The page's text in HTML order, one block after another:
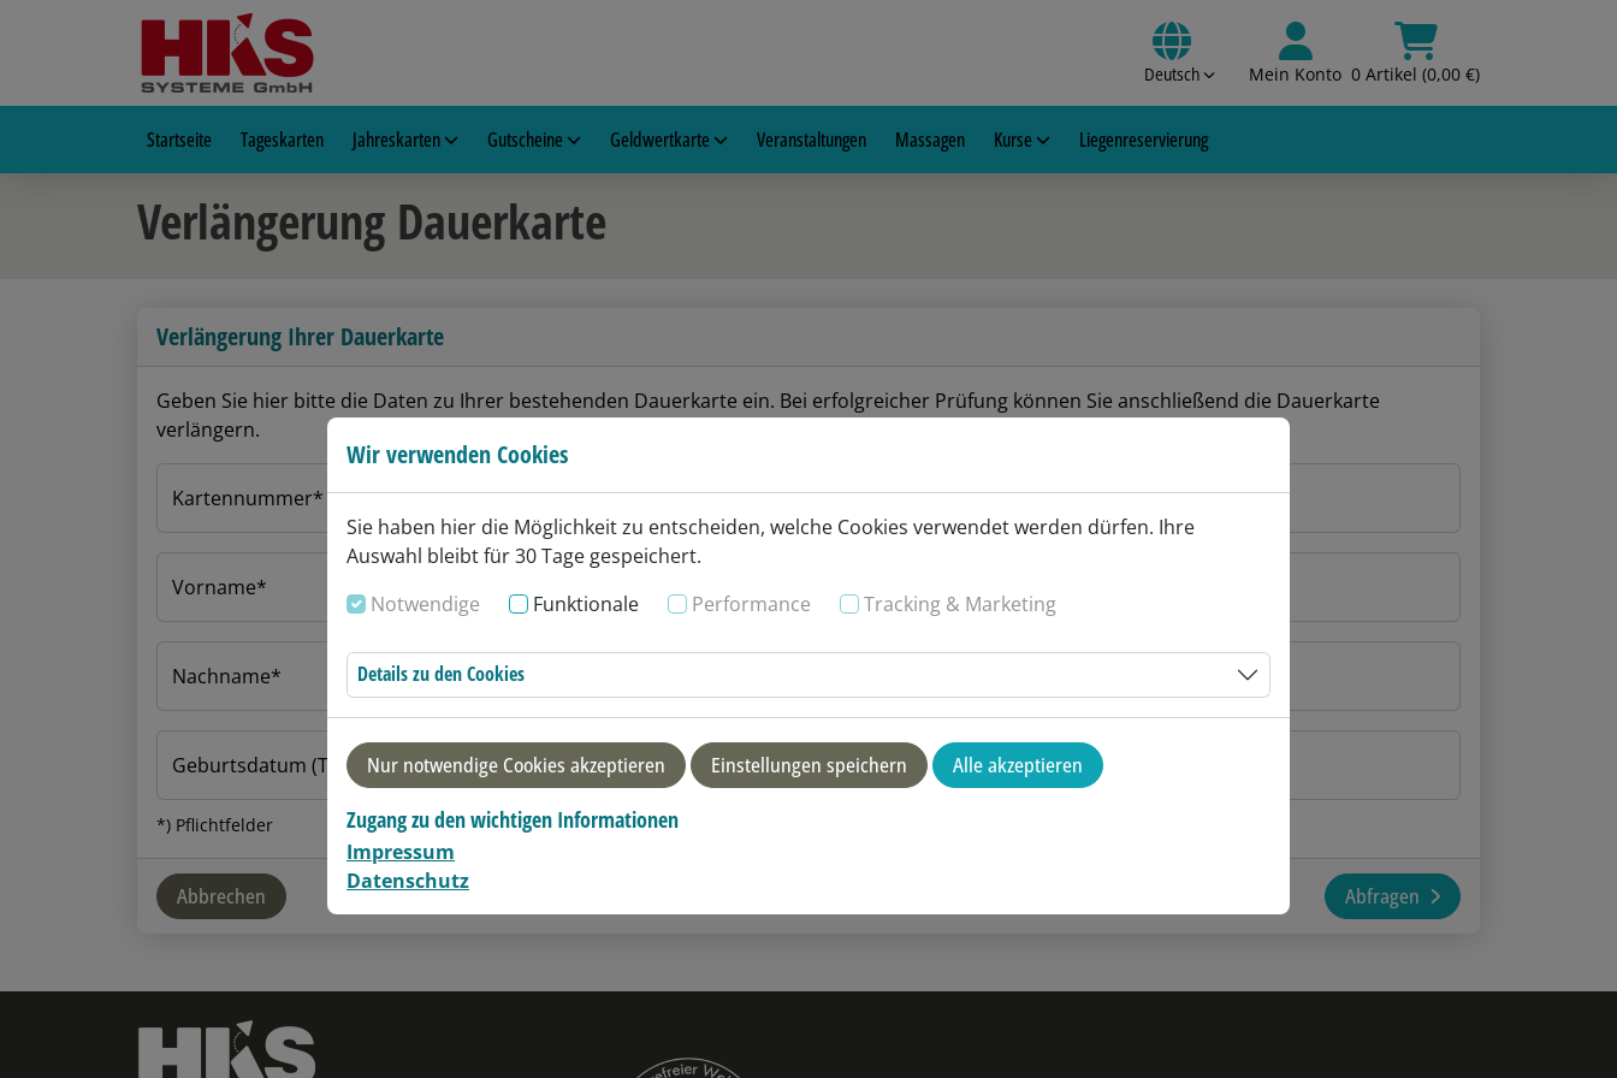
Deutsch Mein Konto 0 Artikel (0,00 €)
Startseite Tageskarten Jahreskarten Gutscheine Geldwertkarte Veranstaltungen Massagen Kurse Liegenreservierung
Verlängerung Dauerkarte
Verlängerung Ihrer Dauerkarte
Geben Sie hier bitte die Daten zu Ihrer bestehenden Dauerkarte ein. Bei erfolgreicher Prüfung können Sie anschließend die Dauerkarte
verlängern.
Kartennummer
Vorname
Nachname
Geburtsdatum (TT.MM.JJJJ)
*) Pflichtfelder
Abbrechen Abfragen
Wir verwenden Cookies
Sie haben hier die Möglichkeit zu entscheiden, welche Cookies verwendet werden dürfen. Ihre
Auswahl bleibt für 30 Tage gespeichert.
Notwendige
Funktionale Performance Tracking & Marketing
Details zu den Cookies
Nur notwendige Cookies akzeptieren Einstellungen speichern Alle akzeptieren
Zugang zu den wichtigen Informationen
Impressum
Datenschutz